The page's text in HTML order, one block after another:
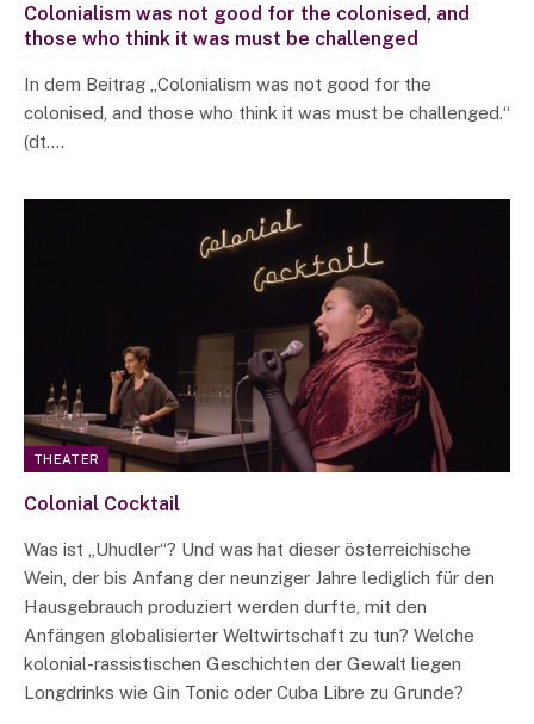
Colonialism was not good for the colonised, and
those who think it was must be challenged
In dem Beitrag „Colonialism was not good for the
colonised, and those who think it was must be challenged.“
(dt.…
THEATER
Colonial Cocktail
Was ist „Uhudler“? Und was hat dieser österreichische
Wein, der bis Anfang der neunziger Jahre lediglich für den
Hausgebrauch produziert werden durfte, mit den
Anfängen globalisierter Weltwirtschaft zu tun? Welche
kolonial-rassistischen Geschichten der Gewalt liegen
Longdrinks wie Gin Tonic oder Cuba Libre zu Grunde?